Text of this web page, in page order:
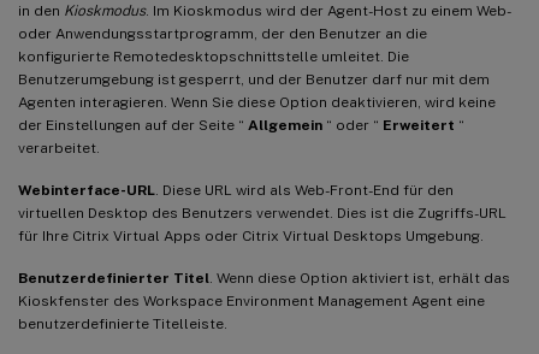
in den Kioskmodus. Im Kioskmodus wird der Agent-Host zu einem Web-
oder Anwendungsstartprogramm, der den Benutzer an die
konfigurierte Remotedesktopschnittstelle umleitet. Die
Benutzerumgebung ist gesperrt, und der Benutzer darf nur mit dem
Agenten interagieren. Wenn Sie diese Option deaktivieren, wird keine
der Einstellungen auf der Seite “ Allgemein “ oder “ Erweitert “
verarbeitet.
Webinterface-URL . Diese URL wird als Web-Front-End für den
virtuellen Desktop des Benutzers verwendet. Dies ist die Zugriffs-URL
für Ihre Citrix Virtual Apps oder Citrix Virtual Desktops Umgebung.
Benutzerdefinierter Titel . Wenn diese Option aktiviert ist, erhält das
Kioskfenster des Workspace Environment Management Agent eine
benutzerdefinierte Titelleiste.